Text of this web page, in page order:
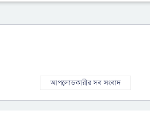
আপলোডকারীর সব সংবাদ